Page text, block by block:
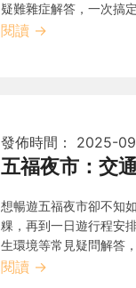
疑難雜症解答，一次搞
閱讀 →
發佈時間： 2025-
五福夜市：交
想暢遊五福夜市卻不知
粿，再到一日遊行程安
生環境等常見疑問解答
閱讀 →